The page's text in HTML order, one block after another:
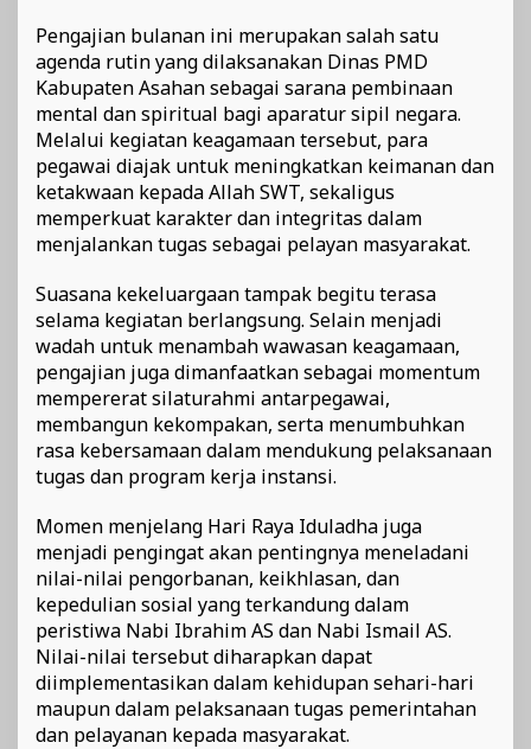
Pengajian bulanan ini merupakan salah satu
agenda rutin yang dilaksanakan Dinas PMD
Kabupaten Asahan sebagai sarana pembinaan
mental dan spiritual bagi aparatur sipil negara.
Melalui kegiatan keagamaan tersebut, para
pegawai diajak untuk meningkatkan keimanan dan
ketakwaan kepada Allah SWT, sekaligus
memperkuat karakter dan integritas dalam
menjalankan tugas sebagai pelayan masyarakat.
Suasana kekeluargaan tampak begitu terasa
selama kegiatan berlangsung. Selain menjadi
wadah untuk menambah wawasan keagamaan,
pengajian juga dimanfaatkan sebagai momentum
mempererat silaturahmi antarpegawai,
membangun kekompakan, serta menumbuhkan
rasa kebersamaan dalam mendukung pelaksanaan
tugas dan program kerja instansi.
Momen menjelang Hari Raya Iduladha juga
menjadi pengingat akan pentingnya meneladani
nilai-nilai pengorbanan, keikhlasan, dan
kepedulian sosial yang terkandung dalam
peristiwa Nabi Ibrahim AS dan Nabi Ismail AS.
Nilai-nilai tersebut diharapkan dapat
diimplementasikan dalam kehidupan sehari-hari
maupun dalam pelaksanaan tugas pemerintahan
dan pelayanan kepada masyarakat.